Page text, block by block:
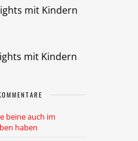
mit Kindern
mit Kindern
beine auch im
haben